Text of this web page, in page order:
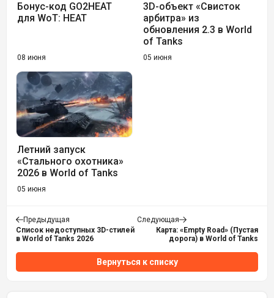
Бонус-код GO2HEAT
для WoT: HEAT
08 июня
3D-объект «Свисток
арбитра» из
обновления 2.3 в World
of Tanks
05 июня
Летний запуск
«Стального охотника»
2026 в World of Tanks
05 июня
Предыдущая
Список недоступных 3D-стилей
в World of Tanks 2026
Следующая
Карта: «Empty Road» (Пустая
дорога) в World of Tanks
Вернуться к списку